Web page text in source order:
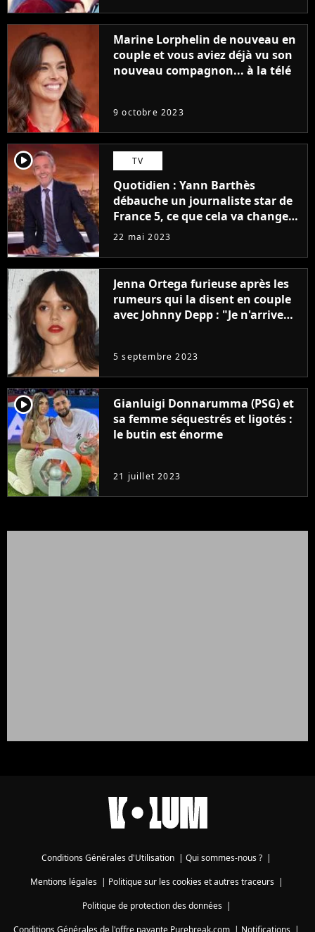
Marine Lorphelin de nouveau en
couple et vous aviez déjà vu son
nouveau compagnon... à la télé
9 octobre 2023
player2 TV
Quotidien : Yann Barthès
débauche un journaliste star de
France 5, ce que cela va changer
à la rentrée
22 mai 2023
Jenna Ortega furieuse après les
rumeurs qui la disent en couple
avec Johnny Depp : "Je n'arrive
5 septembre 2023
player2
Gianluigi Donnarumma (PSG) et
sa femme séquestrés et ligotés :
le butin est énorme
21 juillet 2023
Conditions Générales d'Utilisation | Qui sommes-nous ? |
Mentions légales| Politique sur les cookies et autres traceurs|
Politique de protection des données|
Conditions Générales de l'offre payante Purebreak.com | Notifications |